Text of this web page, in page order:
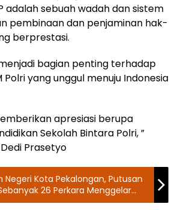
adalah sebuah wadah dan sistem
pembinaan dan penjaminan hak-
berprestasi.
bagian penting terhadap
Polri yang unggul menuju Indonesia
apresiasi berupa
Sekolah Bintara Polri, ”
Prasetyo
Negeri Kota Pekalongan, Putusan
26 Perkara Menggelar
Barang Bukti Di Halaman Parkir